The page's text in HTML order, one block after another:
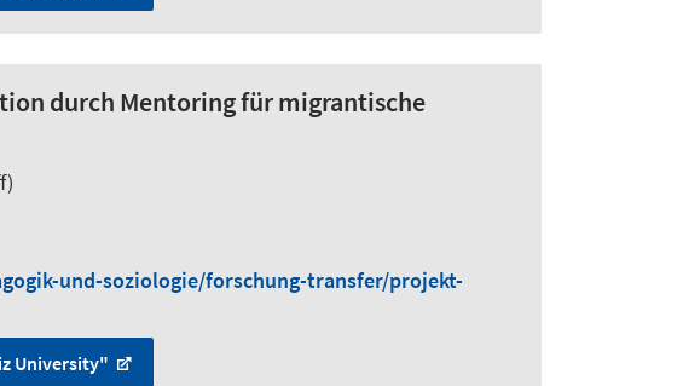
durch Mentoring für migrantische
und-soziologie/forschung-transfer/projekt-
University"